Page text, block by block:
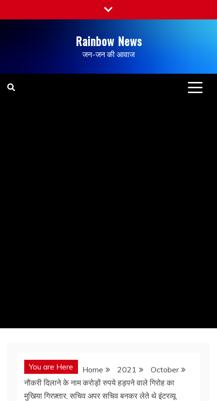
Rainbow News
जन-जन की आवाज
You are Here Home 2021
October
नौकरी दिलाने के नाम करोड़ों रुपये हड़पने वाले गिरोह का
मुखिया गिरफ़्तार, सचिव अपर सचिव बनकर लेते थे इंटरव्यू